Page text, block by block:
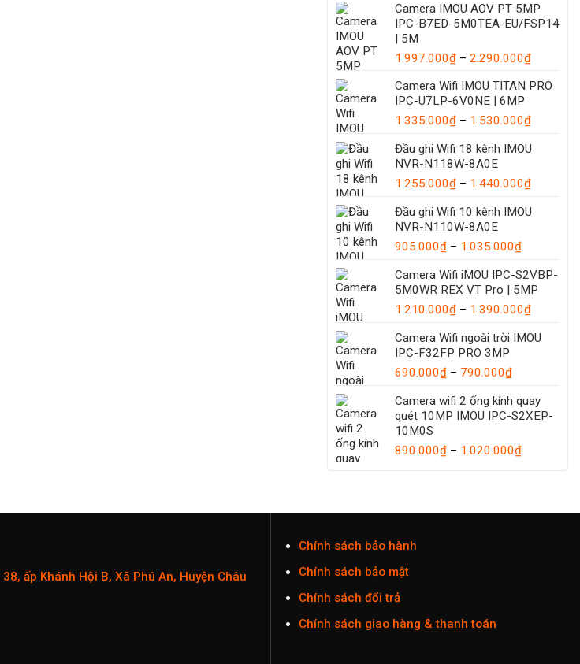
Camera IMOU AOV PT 5MP
IPC-B7ED-5M0TEA-EU/FSP14
| 5M
1.997.000₫ – 2.290.000₫Khoảng
từ
đến
Camera Wifi IMOU TITAN PRO
IPC-U7LP-6V0NE | 6MP
1.335.000₫ – 1.530.000₫Khoảng
từ
đến
Đầu ghi Wifi 18 kênh IMOU
NVR-N118W-8A0E
1.255.000₫ – 1.440.000₫Khoảng
từ
Đầu ghi Wifi 10 kênh IMOU
NVR-N110W-8A0E
905.000₫ – 1.035.000₫Khoảng
từ
905.000₫
đến
Camera Wifi iMOU IPC-S2VBP-
5M0WR REX VT Pro | 5MP
1.210.000₫ – 1.390.000₫Khoảng
từ
Camera Wifi ngoài trời IMOU
IPC-F32FP PRO 3MP
690.000₫ – 790.000₫Khoảng
từ
690.000₫
790.000₫
Camera wifi 2 ống kính quay
quét 10MP IMOU IPC-S2XEP-
10M0S
890.000₫ – 1.020.000₫Khoảng
đến
38, ấp Khánh Hội B, Xã Phú An, Huyện Châu
Chính sách bảo hành
Chính sách bảo mật
Chính sách đổi trả
Chính sách giao hàng & thanh toán